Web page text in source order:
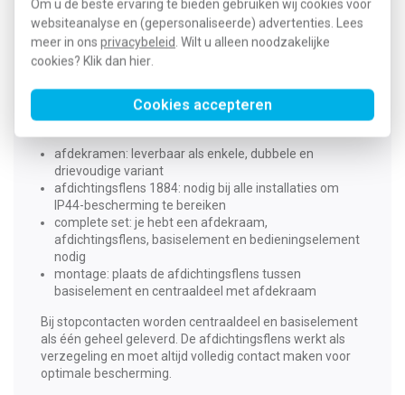
Om u de beste ervaring te bieden gebruiken wij cookies voor
websiteanalyse en (gepersonaliseerde) advertenties. Lees
meer in ons privacybeleid . Wilt u alleen noodzakelijke
cookies? Klik dan hier
Cookies accepteren
sleutelsluiting, maken het aanbod compleet.
Eenvoudige installatie
Het installeren van de inbouwschakelaars en
wandcontactdozen is heel eenvoudig. Let daarbij op de
volgende zaken:
afdekramen: leverbaar als enkele, dubbele en
drievoudige variant
afdichtingsflens 1884: nodig bij alle installaties om
IP44-bescherming te bereiken
complete set: je hebt een afdekraam,
afdichtingsflens, basiselement en bedieningselement
nodig
montage: plaats de afdichtingsflens tussen
basiselement en centraaldeel met afdekraam
Bij stopcontacten worden centraaldeel en basiselement
als één geheel geleverd. De afdichtingsflens werkt als
verzegeling en moet altijd volledig contact maken voor
optimale bescherming.